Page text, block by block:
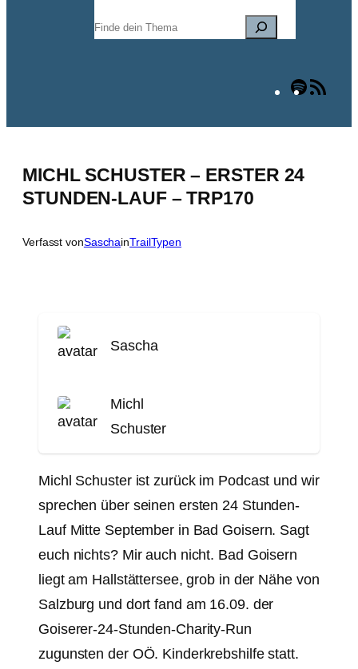
Suchen
Spotify
MICHL SCHUSTER – ERSTER 24
STUNDEN-LAUF – TRP170
Verfasst vonSaschainTrailTypen
Sascha
Michl
Schuster
Michl Schuster ist zurück im Podcast und wir
sprechen über seinen ersten 24 Stunden-
Lauf Mitte September in Bad Goisern. Sagt
euch nichts? Mir auch nicht. Bad Goisern
liegt am Hallstättersee, grob in der Nähe von
Salzburg und dort fand am 16.09. der
Goiserer-24-Stunden-Charity-Run
zugunsten der OÖ. Kinderkrebshilfe statt.